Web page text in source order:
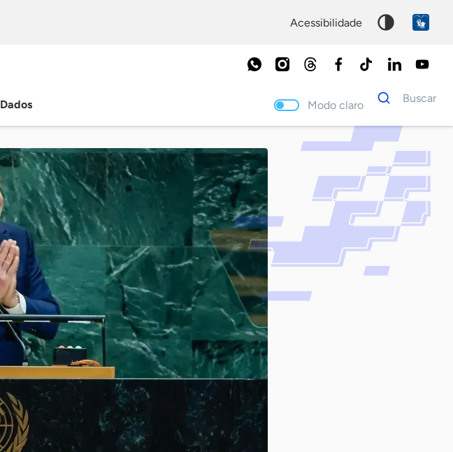
acessibilidade
Dados Modo claro
Dados
para
Buscar
Palavra
chave